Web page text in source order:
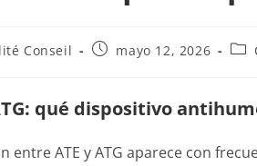
Conseil mayo 12, 2026
qué dispositivo
entre ATE y ATG aparece con